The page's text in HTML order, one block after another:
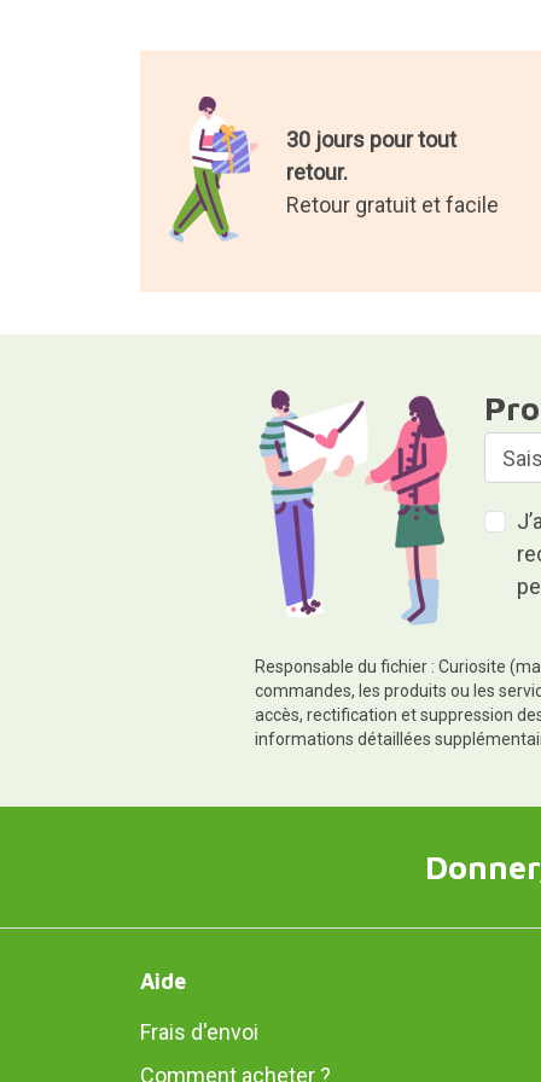
30 jours pour tout
retour.
Retour gratuit et facile
Responsable du fichier : Curiosite
commandes, les produits ou les
accès, rectification et suppression
informations détaillées
Aide
Frais d'envoi
Comment acheter ?